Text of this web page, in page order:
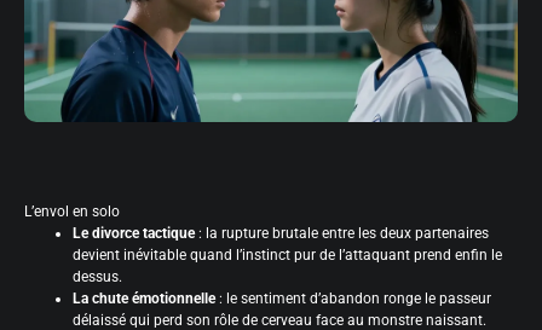
L’envol en solo
Le divorce tactique: la rupture brutale entre les deux partenaires
devient inévitable quand l’instinct pur de l’attaquant prend enfin le
dessus.
La chute émotionnelle: le sentiment d’abandon ronge le passeur
délaissé qui perd son rôle de cerveau face au monstre naissant.